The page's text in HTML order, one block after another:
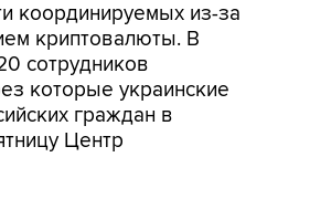
координируемых из-за
криптовалюты. В
сотрудников
которые украинские
граждан в
Центр